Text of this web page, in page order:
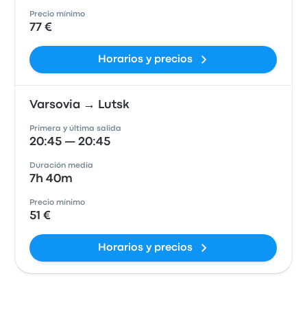
Precio mínimo
77 €
Horarios y precios
Varsovia → Lutsk
Primera y última salida
20:45 — 20:45
Duración media
7h 40m
Precio mínimo
51 €
Horarios y precios